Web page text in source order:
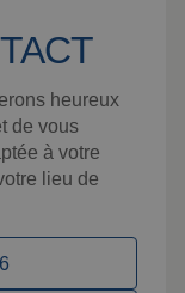
heureux
de vous
à votre
lieu de